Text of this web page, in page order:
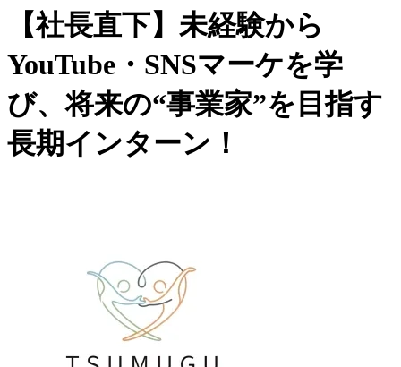
【社長直下】未経験から
YouTube・SNSマーケを学
び、将来の“事業家”を目指す
長期インターン！